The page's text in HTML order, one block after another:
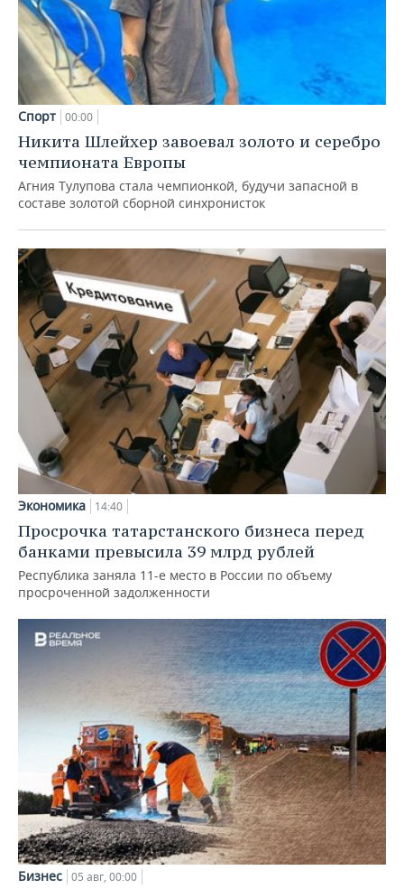
Спорт 00:00
Никита Шлейхер завоевал золото и серебро
чемпионата Европы
Агния Тулупова стала чемпионкой, будучи запасной в
составе золотой сборной синхронисток
Экономика 14:40
Просрочка татарстанского бизнеса перед
банками превысила 39 млрд рублей
Республика заняла 11-е место в России по объему
просроченной задолженности
Бизнес 05 авг, 00:00